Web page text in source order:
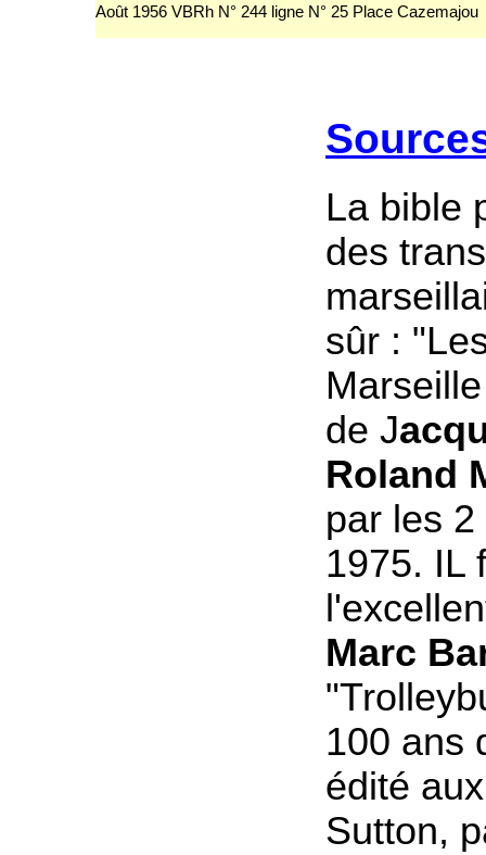
Août 1956 VBRh N° 244 ligne N° 25 Place Cazemajou
La bible
des
sûr :
de J
Roland
par les
1975. IL
Marc
100 ans
édité
Sutton,